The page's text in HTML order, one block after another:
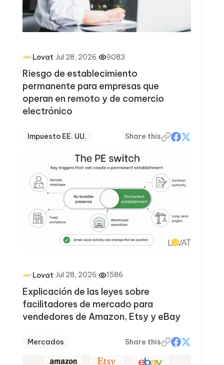
Lovat·Jul 28, 2026· 9083
Riesgo de establecimiento
permanente para empresas que
operan en remoto y de comercio
electrónico
Impuesto EE. UU. Share this
Lovat·Jul 28, 2026· 1586
Explicación de las leyes sobre
facilitadores de mercado para
vendedores de Amazon, Etsy y eBay
Mercados Share this